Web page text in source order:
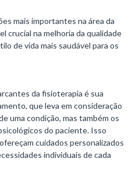
mais importantes na área da
crucial na melhoria da qualidade
de vida mais saudável para os
da fisioterapia é sua
que leva em consideração
uma condição, mas também os
do paciente. Isso
cuidados personalizados
individuais de cada